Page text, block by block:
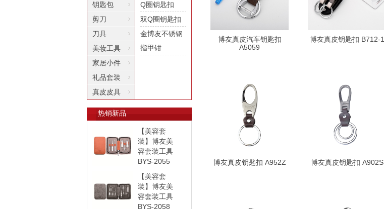
钥匙包
剪刀
刀具
美妆工具
家居小件
礼品套装
真皮皮具
Q圈钥匙扣
双Q圈钥匙扣
金博友不锈钢
指甲钳
热销新品
【美容套
装】博友美
容套装工具
BYS-2055
【美容套
装】博友美
容套装工具
BYS-2058
博友真皮汽车钥匙扣
A5059
博友真皮钥匙扣 B712-1
博友真皮钥匙扣 A952Z 博友真皮钥匙扣 A902S